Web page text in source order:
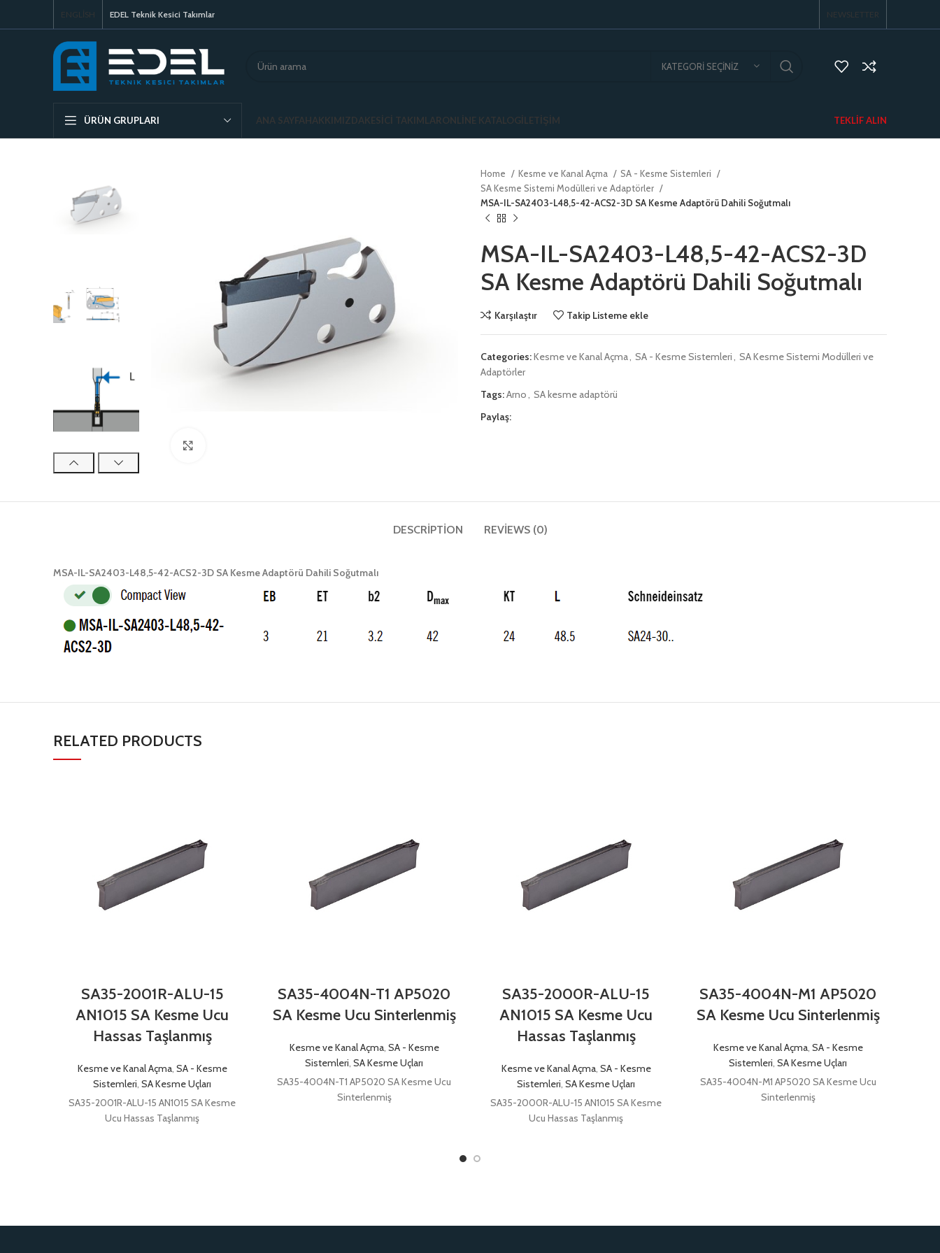
ENGLISH EDEL Teknik Kesici Takımlar NEWSLETTER
KATEGORI SEÇINIZ
ÜRÜN GRUPLARI ANA SAYFAHAKKIMIZDAKESICI TAKIMLARONLINE KATALOGİLETIŞIM TEKLIF ALIN
Home Kesme ve Kanal Açma
SA - Kesme Sistemleri
SA Kesme Sistemi Modülleri ve Adaptörler
MSA-IL-SA2403-L48,5-42-ACS2-3D SA Kesme Adaptörü Dahili Soğutmalı
MSA-IL-SA2403-L48,5-42-ACS2-3D
SA Kesme Adaptörü Dahili Soğutmalı
Karşılaştır Takip Listeme ekle
Categories:Kesme ve Kanal Açma, SA - Kesme Sistemleri, SA Kesme Sistemi Modülleri ve
Adaptörler
Tags:Arno, SA kesme adaptörü
Paylaş:
DESCRIPTION REVIEWS (0)
MSA-IL-SA2403-L48,5-42-ACS2-3D SA Kesme Adaptörü Dahili Soğutmalı
RELATED PRODUCTS
SA35-2001R-ALU-15
AN1015 SA Kesme Ucu
Hassas Taşlanmış
Kesme ve Kanal Açma, SA - Kesme
Sistemleri, SA Kesme Uçları
SA35-2001R-ALU-15 AN1015 SA Kesme
Ucu Hassas Taşlanmış
SA35-4004N-T1 AP5020
SA Kesme Ucu Sinterlenmiş
Kesme ve Kanal Açma, SA - Kesme
Sistemleri, SA Kesme Uçları
SA35-4004N-T1 AP5020 SA Kesme Ucu
Sinterlenmiş
SA35-2000R-ALU-15
AN1015 SA Kesme Ucu
Hassas Taşlanmış
Kesme ve Kanal Açma, SA - Kesme
Sistemleri, SA Kesme Uçları
SA35-2000R-ALU-15 AN1015 SA Kesme
Ucu Hassas Taşlanmış
SA35-4004N-M1 AP5020
SA Kesme Ucu Sinterlenmiş
Kesme ve Kanal Açma, SA - Kesme
Sistemleri, SA Kesme Uçları
SA35-4004N-M1 AP5020 SA Kesme Ucu
Sinterlenmiş